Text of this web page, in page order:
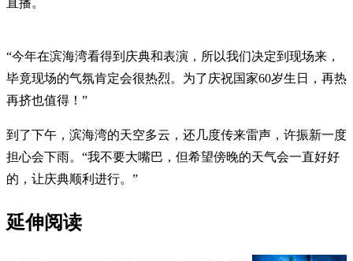
“今年在滨海湾看得到庆典和表演，所以我们决定到现场来，
毕竟现场的气氛肯定会很热烈。为了庆祝国家60岁生日，再热
再挤也值得！”
到了下午，滨海湾的天空多云，还几度传来雷声，许振新一度
担心会下雨。“我不要大嘴巴，但希望傍晚的天气会一直好好
的，让庆典顺利进行。”
延伸阅读